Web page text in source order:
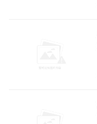
山东省副省长、中
新型研发机构,聚力
联网重大基础设施